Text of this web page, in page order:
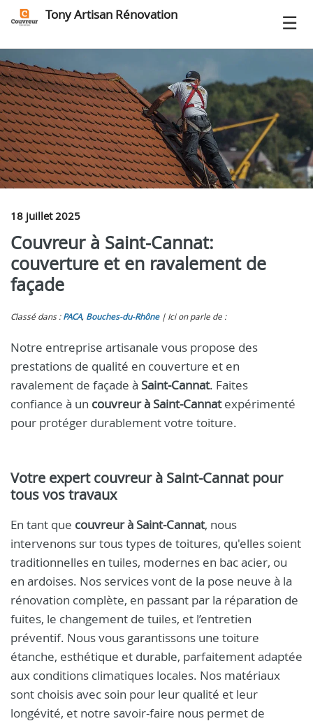
Tony Artisan Rénovation
18 juillet 2025
Couvreur à Saint‑Cannat:
couverture et en ravalement de
façade
Classé dans : PACA, Bouches-du-Rhône Ici on parle de :
Notre entreprise artisanale vous propose des
prestations de qualité en couverture et en
ravalement de façade à Saint‑Cannat. Faites
confiance à un couvreur à Saint‑Cannatexpérimenté
pour protéger durablement votre toiture.
Votre expertcouvreur à Saint‑Cannatpour
tous vos travaux
En tant que couvreur à Saint‑Cannat, nous
intervenons sur tous types de toitures, qu'elles soient
traditionnelles en tuiles, modernes en bac acier, ou
en ardoises. Nos services vont de la pose neuve à la
rénovation complète, en passant par la réparation de
fuites, le changement de tuiles, et l’entretien
préventif. Nous vous garantissons une toiture
étanche, esthétique et durable, parfaitement adaptée
aux conditions climatiques locales. Nos matériaux
sont choisis avec soin pour leur qualité et leur
longévité, et notre savoir-faire nous permet de